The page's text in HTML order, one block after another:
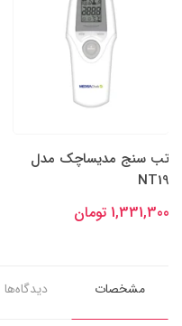
تب سنج مدیساچک مدل
NT19
1,331,300 تومان
مشخصات دیدگاه‌ها